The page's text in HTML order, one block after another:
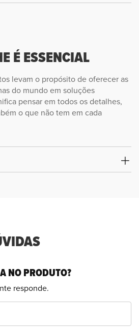
É ESSENCIAL
levam o propósito de oferecer as
do mundo em soluções
pensar em todos os detalhes,
o que não tem em cada
NO PRODUTO?
responde.